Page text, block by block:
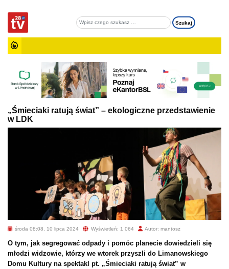
„Śmieciaki ratują świat” – ekologiczne przedstawienie
w LDK
środa 08:08, 10 lipca 2024 Wyświetleń: 1 064 Autor: mantosz
O tym, jak segregować odpady i pomóc planecie dowiedzieli się
młodzi widzowie, którzy we wtorek przyszli do Limanowskiego
Domu Kultury na spektakl pt. „Śmieciaki ratują świat” w